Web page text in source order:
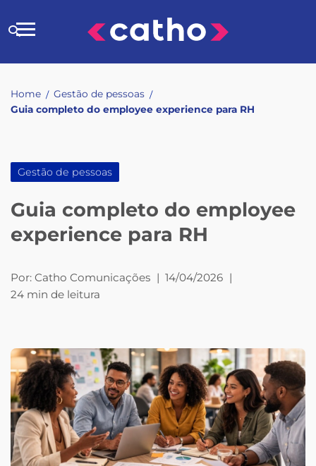
to
Buscar
Home / Gestão de pessoas /
Guia completo do employee experience para RH
Gestão de pessoas
Guia completo do employee
experience para RH
Por: Catho Comunicações | 14/04/2026 |
24 min de leitura